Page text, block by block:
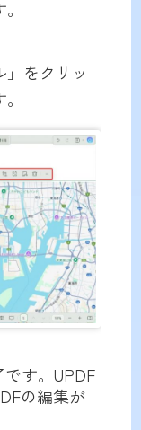
をクリッ
す。UPDF
の編集が